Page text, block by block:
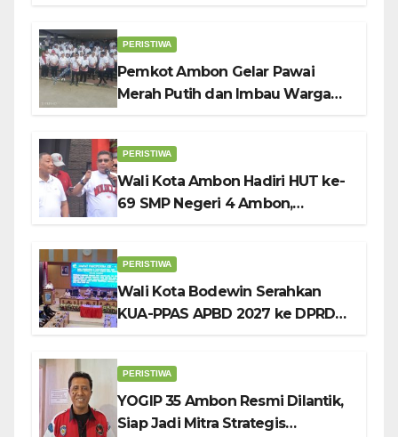
PERISTIWA
Pemkot Ambon Gelar Pawai
Merah Putih dan Imbau Warga
PERISTIWA
Wali Kota Ambon Hadiri HUT ke-
69 SMP Negeri 4 Ambon,
PERISTIWA
Wali Kota Bodewin Serahkan
KUA-PPAS APBD 2027 ke DPRD
PERISTIWA
YOGIP 35 Ambon Resmi Dilantik,
Siap Jadi Mitra Strategis